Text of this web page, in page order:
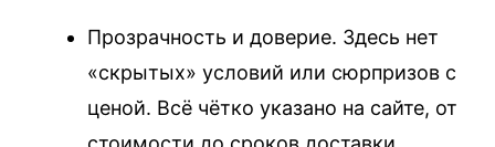
Прозрачность и доверие. Здесь нет
«скрытых» условий или сюрпризов с
ценой. Всё чётко указано на сайте, от